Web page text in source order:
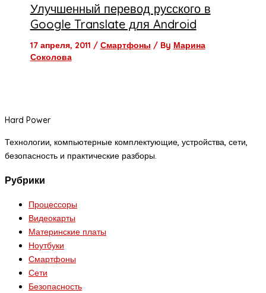
Улучшенный перевод русского в
Google Translate для Android
17 апреля, 2011 / Смартфоны / By Марина
Соколова
Hard Power
Технологии, компьютерные комплектующие, устройства, сети,
безопасность и практические разборы.
Рубрики
Процессоры
Видеокарты
Материнские платы
Ноутбуки
Смартфоны
Сети
Безопасность